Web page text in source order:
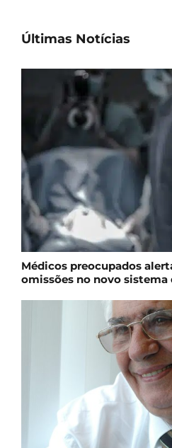
Últimas Notícias
Médicos preocupados
omissões no novo